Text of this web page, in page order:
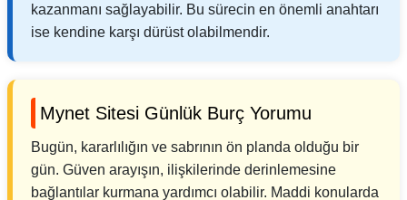
kazanmanı sağlayabilir. Bu sürecin en önemli anahtarı
ise kendine karşı dürüst olabilmendir.
Mynet Sitesi Günlük Burç Yorumu
Bugün, kararlılığın ve sabrının ön planda olduğu bir
gün. Güven arayışın, ilişkilerinde derinlemesine
bağlantılar kurmana yardımcı olabilir. Maddi konularda